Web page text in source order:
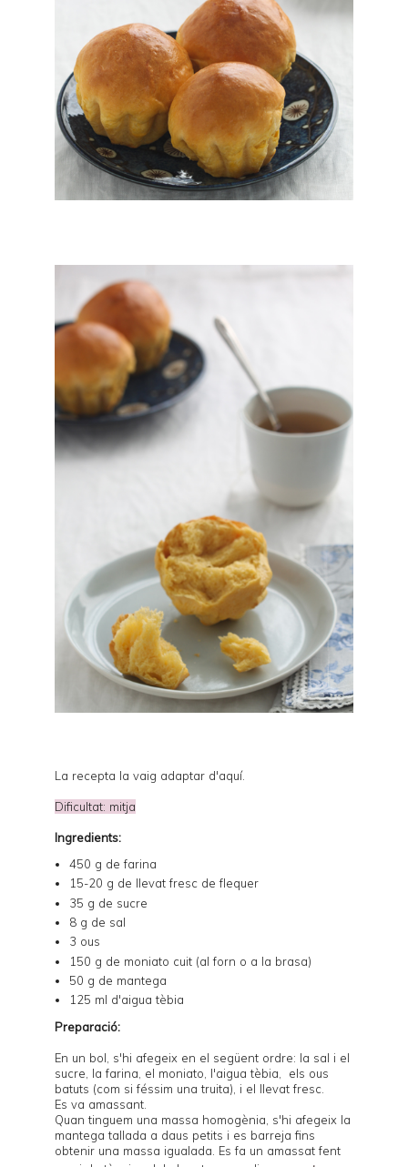
La recepta la vaig adaptar d'aquí.
Dificultat: mitja
Ingredients:
450 g de farina
15-20 g de llevat fresc de flequer
35 g de sucre
8 g de sal
3 ous
150 g de moniato cuit (al forn o a la brasa)
50 g de mantega
125 ml d'aigua tèbia
Preparació:
En un bol, s'hi afegeix en el següent ordre: la sal i el
sucre, la farina, el moniato, l'aigua tèbia, els ous
batuts (com si féssim una truita), i el llevat fresc.
Es va amassant.
Quan tinguem una massa homogènia, s'hi afegeix la
mantega tallada a daus petits i es barreja fins
obtenir una massa igualada. Es fa un amassat fent